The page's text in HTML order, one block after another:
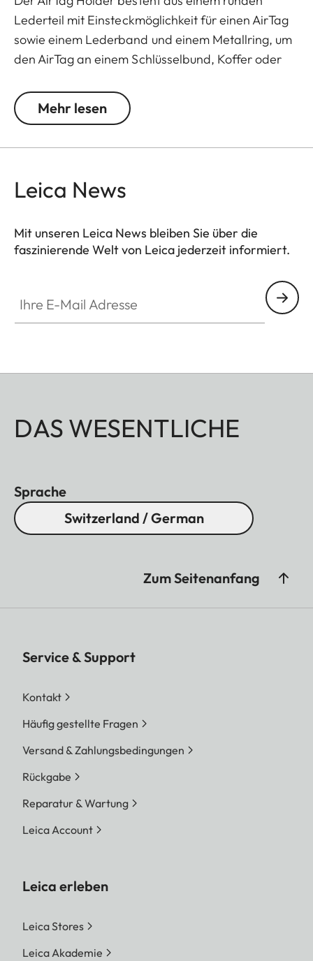
Lederteil mit Einsteckmöglichkeit für einen AirTag
sowie einem Lederband und einem Metallring, um
den AirTag an einem Schlüsselbund, Koffer oder
für den Alltag und für Reisen.
Mehr lesen
Leica News
Mit unseren Leica News bleiben Sie über die
faszinierende Welt von Leica jederzeit informiert.
DAS WESENTLICHE
Sprache
Switzerland / German
Zum Seitenanfang
Service & Support
Kontakt
Häufig gestellte Fragen
Versand & Zahlungsbedingungen
Rückgabe
Reparatur & Wartung
Leica Account
Leica erleben
Leica Stores
Leica Akademie